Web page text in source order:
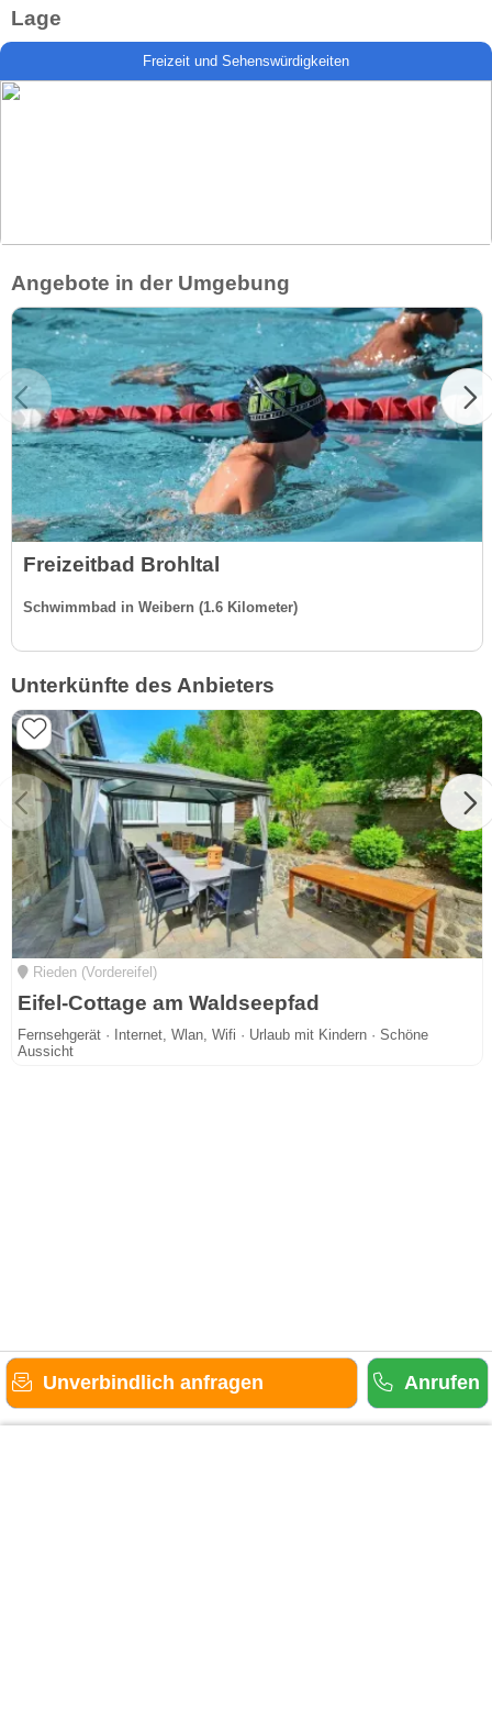
Lage
Freizeit und Sehenswürdigkeiten
Angebote in der Umgebung
Freizeitbad Brohltal
Schwimmbad in Weibern (1.6 Kilometer)
Unterkünfte des Anbieters
Rieden (Vordereifel)
Eifel-Cottage am Waldseepfad
Fernsehgerät · Internet, Wlan, Wifi · Urlaub mit Kindern · Schöne
Aussicht
Unverbindlich anfragen Anrufen